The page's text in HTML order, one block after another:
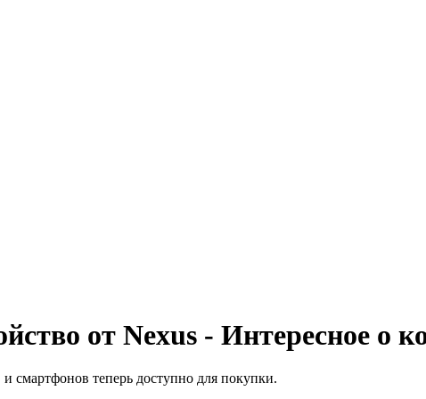
от Nexus - Интересное о
смартфонов теперь доступно для покупки.